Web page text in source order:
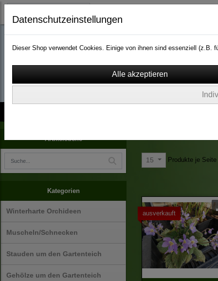
wassergarten-
Artikelsuche
Kategorien
Winterharte Orchideen
Muscheln/Schnecken
Stauden um den Gartenteich
Gehölze um den Gartenteich
15 Produkte je Seite
ausverkauft
Datenschutzeinstellungen
Dieser Shop verwendet Cookies. Einige von ihnen sind essenziell (z.B.